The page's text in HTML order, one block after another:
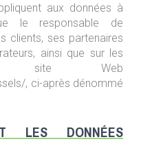
aux données à
le responsable de
clients, ses partenaires
ainsi que sur les
site Web
, ci-après dénommé
LES DONNÉES